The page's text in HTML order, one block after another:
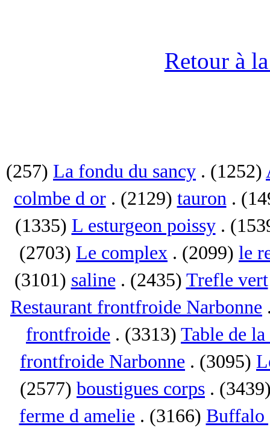
Retour à
(257) La fondu du sancy . (1252)
colmbe d or. (2129) tauron.
(1335) L esturgeon poissy.
(2703) Le complex . (2099) le
(3101) saline . (2435) Trefle vert
Restaurant frontfroide Narbonne
frontfroide . (3313) Table de
frontfroide Narbonne . (3095)
(2577) boustigues corps .
ferme d amelie . (3166) Buffalo